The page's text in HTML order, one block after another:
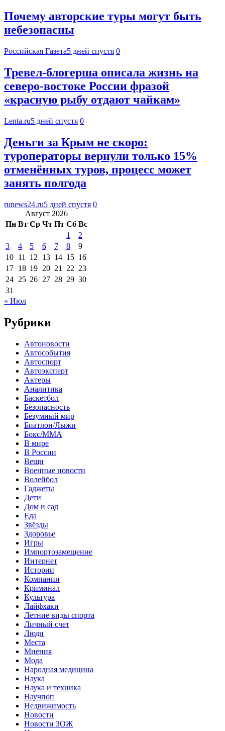
Почему авторские туры могут быть
небезопасны
Российская Газета5 дней спустя 0
Тревел-блогерша описала жизнь на
северо-востоке России фразой
«красную рыбу отдают чайкам»
Lenta.ru5 дней спустя 0
Деньги за Крым не скоро:
туроператоры вернули только 15%
отменённых туров, процесс может
занять полгода
runews24.ru5 дней спустя 0
Август 2026
Пн Вт Ср Чт Пт Сб Вс
1
2
3
4 5 6 7 8
9
10 11 12 13 14 15 16
17 18 19 20 21 22 23
24 25 26 27 28 29 30
31
« Июл
Рубрики
Автоновости
Автособытия
Автоспорт
Автоэксперт
Актеры
Аналитика
Баскетбол
Безопасность
Безумный мир
Биатлон/Лыжи
Бокс/MMA
В мире
В России
Вещи
Военные новости
Волейбол
Гаджеты
Дети
Дом и сад
Еда
Звёзды
Здоровье
Игры
Импортозамещение
Интернет
Истории
Компании
Криминал
Культура
Лайфхаки
Летние виды спорта
Личный счет
Люди
Места
Мнения
Мода
Народная медицина
Наука
Наука и техника
Научпоп
Недвижимость
Новости
Новости ЗОЖ